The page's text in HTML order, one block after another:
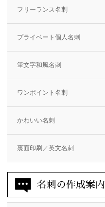
フリーランス名刺
プライベート個人名刺
筆文字和風名刺
ワンポイント名刺
かわいい名刺
裏面印刷／英文名刺
名刺の作成案内